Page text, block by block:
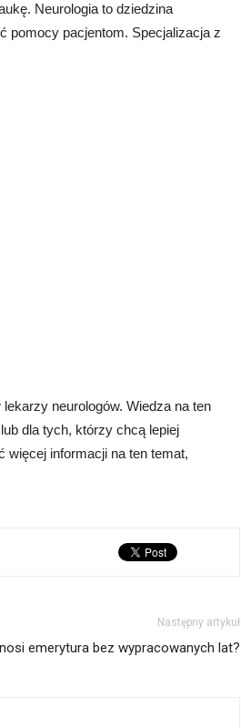
Neurologia to dziedzina
pomocy pacjentom. Specjalizacja z
neurologów. Wiedza na ten
dla tych, którzy chcą lepiej
więcej informacji na ten temat,
Następny artykuł
emerytura bez wypracowanych lat?